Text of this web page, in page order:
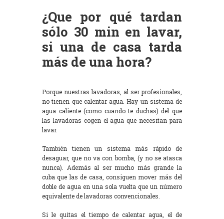
¿Que por qué tardan
sólo 30 min en lavar,
si una de casa tarda
más de una hora?
Porque nuestras lavadoras, al ser profesionales,
no tienen que calentar agua. Hay un sistema de
agua caliente (como cuando te duchas) del que
las lavadoras cogen el agua que necesitan para
lavar.
También tienen un sistema más rápido de
desaguar, que no va con bomba, (y no se atasca
nunca). Además al ser mucho más grande la
cuba que las de casa, consiguen mover más del
doble de agua en una sola vuelta que un número
equivalente de lavadoras convencionales.
Si le quitas el tiempo de calentar agua, el de